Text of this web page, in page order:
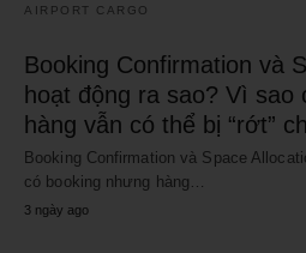
AIRPORT CARGO
Booking Confirmation và
hoạt động ra sao? Vì sao
hàng vẫn có thể bị “rớt”
Booking Confirmation và Space
có booking nhưng hàng…
3 ngày ago